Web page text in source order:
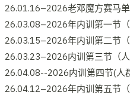
26.01.16–2026老邓魔方赛马
26.03.08–2026年内训第一节
26.03.15–2026年内训第二节
26.03.23–2026内训第三节（
26.04.08--2026内训第四节(人
26.04.12–2026年内训第五节